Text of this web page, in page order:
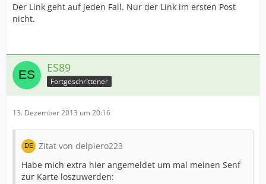
Der Link geht auf jeden Fall. Nur der Link im ersten Post
nicht.
ES89
Fortgeschrittener
13. Dezember 2013 um 20:16
Zitat von delpiero223
Habe mich extra hier angemeldet um mal meinen Senf
zur Karte loszuwerden: